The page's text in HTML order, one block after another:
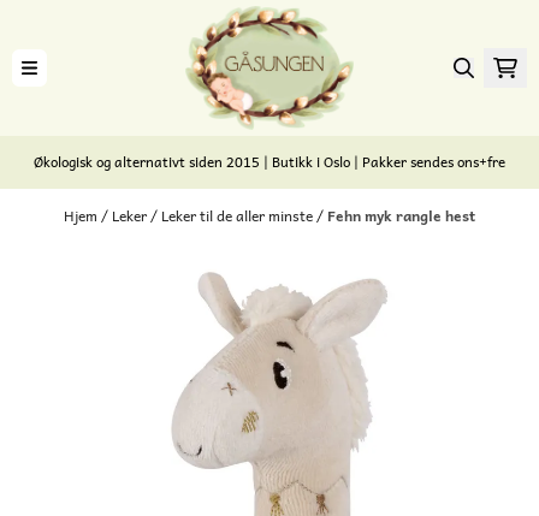
Økologisk og alternativt siden 2015 | Butikk i Oslo | Pakker sendes ons+fre
Hjem / Leker/ Leker til de aller minste/ Fehn myk rangle hest